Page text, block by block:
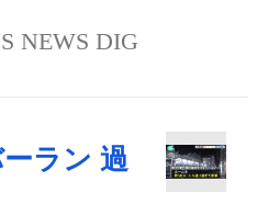
NEWS DIG
ラン 過